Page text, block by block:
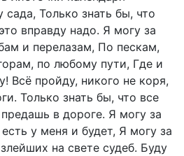
сада, Только знать бы, что
вправду надо. Я могу за
и перелазам, По пескам,
по любому пути, Где и
Всё пройду, никого не коря,
Только знать бы, что все
в дороге. Я могу за
у меня и будет, Я могу за
на свете судеб. Буду